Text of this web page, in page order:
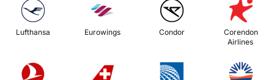
Lufthansa Eurowings Condor
Corendon
Airlines